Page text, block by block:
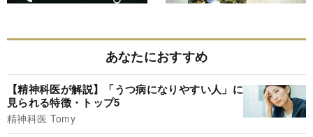
あなたにおすすめ
【精神科医が解説】「うつ病になりやすい人」に
見られる特徴・トップ5
精神科医 Tomy